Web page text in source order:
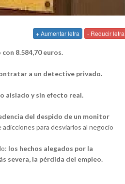
+ Aumentar letra - Reducir letra
8.584,70 euros.
a un detective privado.
aislado y sin efecto real.
del despido de un monitor
para desviarlos al negocio
los hechos alegados por la
severa, la pérdida del empleo.